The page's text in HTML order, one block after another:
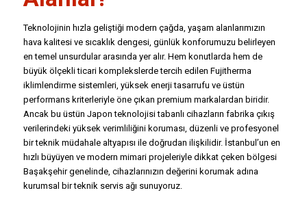
Teknolojinin hızla geliştiği modern çağda, yaşam alanlarımızın
hava kalitesi ve sıcaklık dengesi, günlük konforumuzu belirleyen
en temel unsurdular arasında yer alır. Hem konutlarda hem de
büyük ölçekli ticari komplekslerde tercih edilen Fujitherma
iklimlendirme sistemleri, yüksek enerji tasarrufu ve üstün
performans kriterleriyle öne çıkan premium markalardan biridir.
Ancak bu üstün Japon teknolojisi tabanlı cihazların fabrika çıkış
verilerindeki yüksek verimliliğini koruması, düzenli ve profesyonel
bir teknik müdahale altyapısı ile doğrudan ilişkilidir. İstanbul’un en
hızlı büyüyen ve modern mimari projeleriyle dikkat çeken bölgesi
Başakşehir genelinde, cihazlarınızın değerini korumak adına
kurumsal bir teknik servis ağı sunuyoruz.